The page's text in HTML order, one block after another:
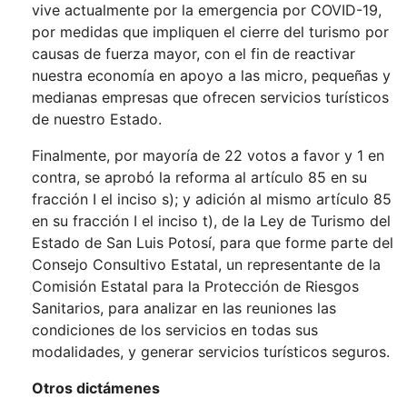
vive actualmente por la emergencia por COVID-19,
por medidas que impliquen el cierre del turismo por
causas de fuerza mayor, con el fin de reactivar
nuestra economía en apoyo a las micro, pequeñas y
medianas empresas que ofrecen servicios turísticos
de nuestro Estado.
Finalmente, por mayoría de 22 votos a favor y 1 en
contra, se aprobó la reforma al artículo 85 en su
fracción I el inciso s); y adición al mismo artículo 85
en su fracción I el inciso t), de la Ley de Turismo del
Estado de San Luis Potosí, para que forme parte del
Consejo Consultivo Estatal, un representante de la
Comisión Estatal para la Protección de Riesgos
Sanitarios, para analizar en las reuniones las
condiciones de los servicios en todas sus
modalidades, y generar servicios turísticos seguros.
Otros dictámenes